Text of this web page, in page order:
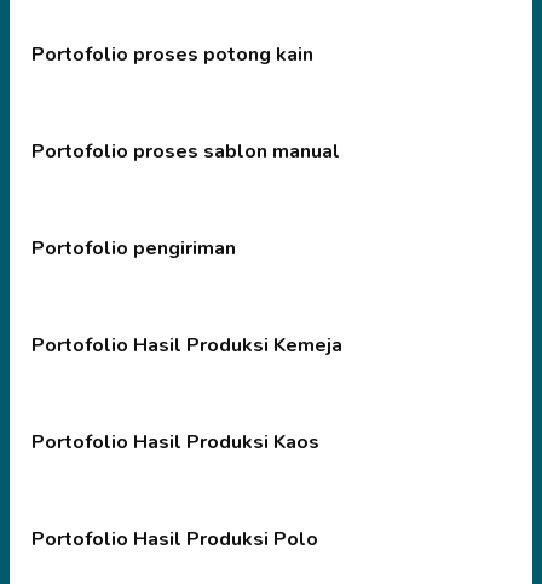
Portofolio proses potong kain
Portofolio proses sablon manual
Portofolio pengiriman
Portofolio Hasil Produksi Kemeja
Portofolio Hasil Produksi Kaos
Portofolio Hasil Produksi Polo